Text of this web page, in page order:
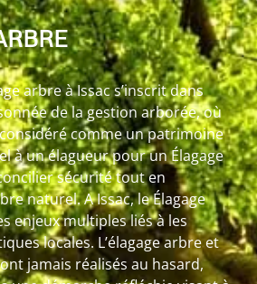
arbre à Issac s’inscrit dans
de la gestion arborée, où
comme un patrimoine
à un élagueur pour un Élagage
sécurité tout en
naturel. A Issac, le Élagage
enjeux multiples liés à les
locales. L’élagage arbre et
jamais réalisés au hasard,